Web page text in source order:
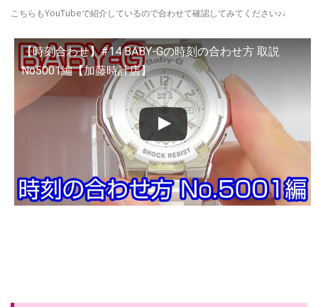
こちらもYouTubeで紹介しているので合わせて確認してみてください♪↓
【時刻合わせ】#14 BABY-Gの時刻の合わせ方 取説
No5001編【加藤時計店】